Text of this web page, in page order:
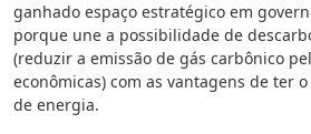
ganhado espaço estratégico em
porque une a possibilidade de
(reduzir a emissão de gás carbônico
econômicas) com as vantagens de ter
de energia.